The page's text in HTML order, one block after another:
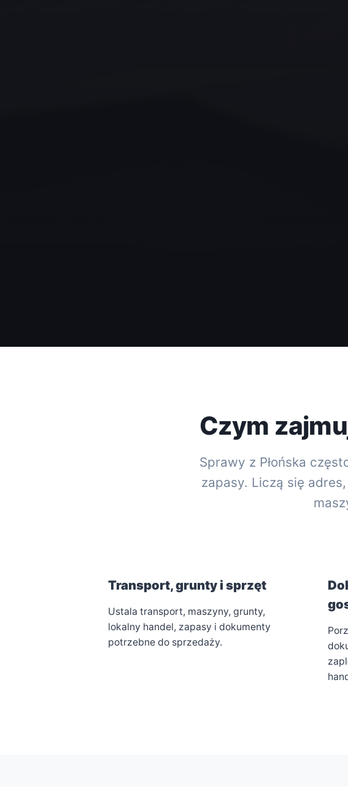
Czym
Sprawy z Płońska
zapasy. Liczą się
Transport, grunty i sprzęt
Ustala transport, maszyny, grunty,
lokalny handel, zapasy i dokumenty
potrzebne do sprzedaży.